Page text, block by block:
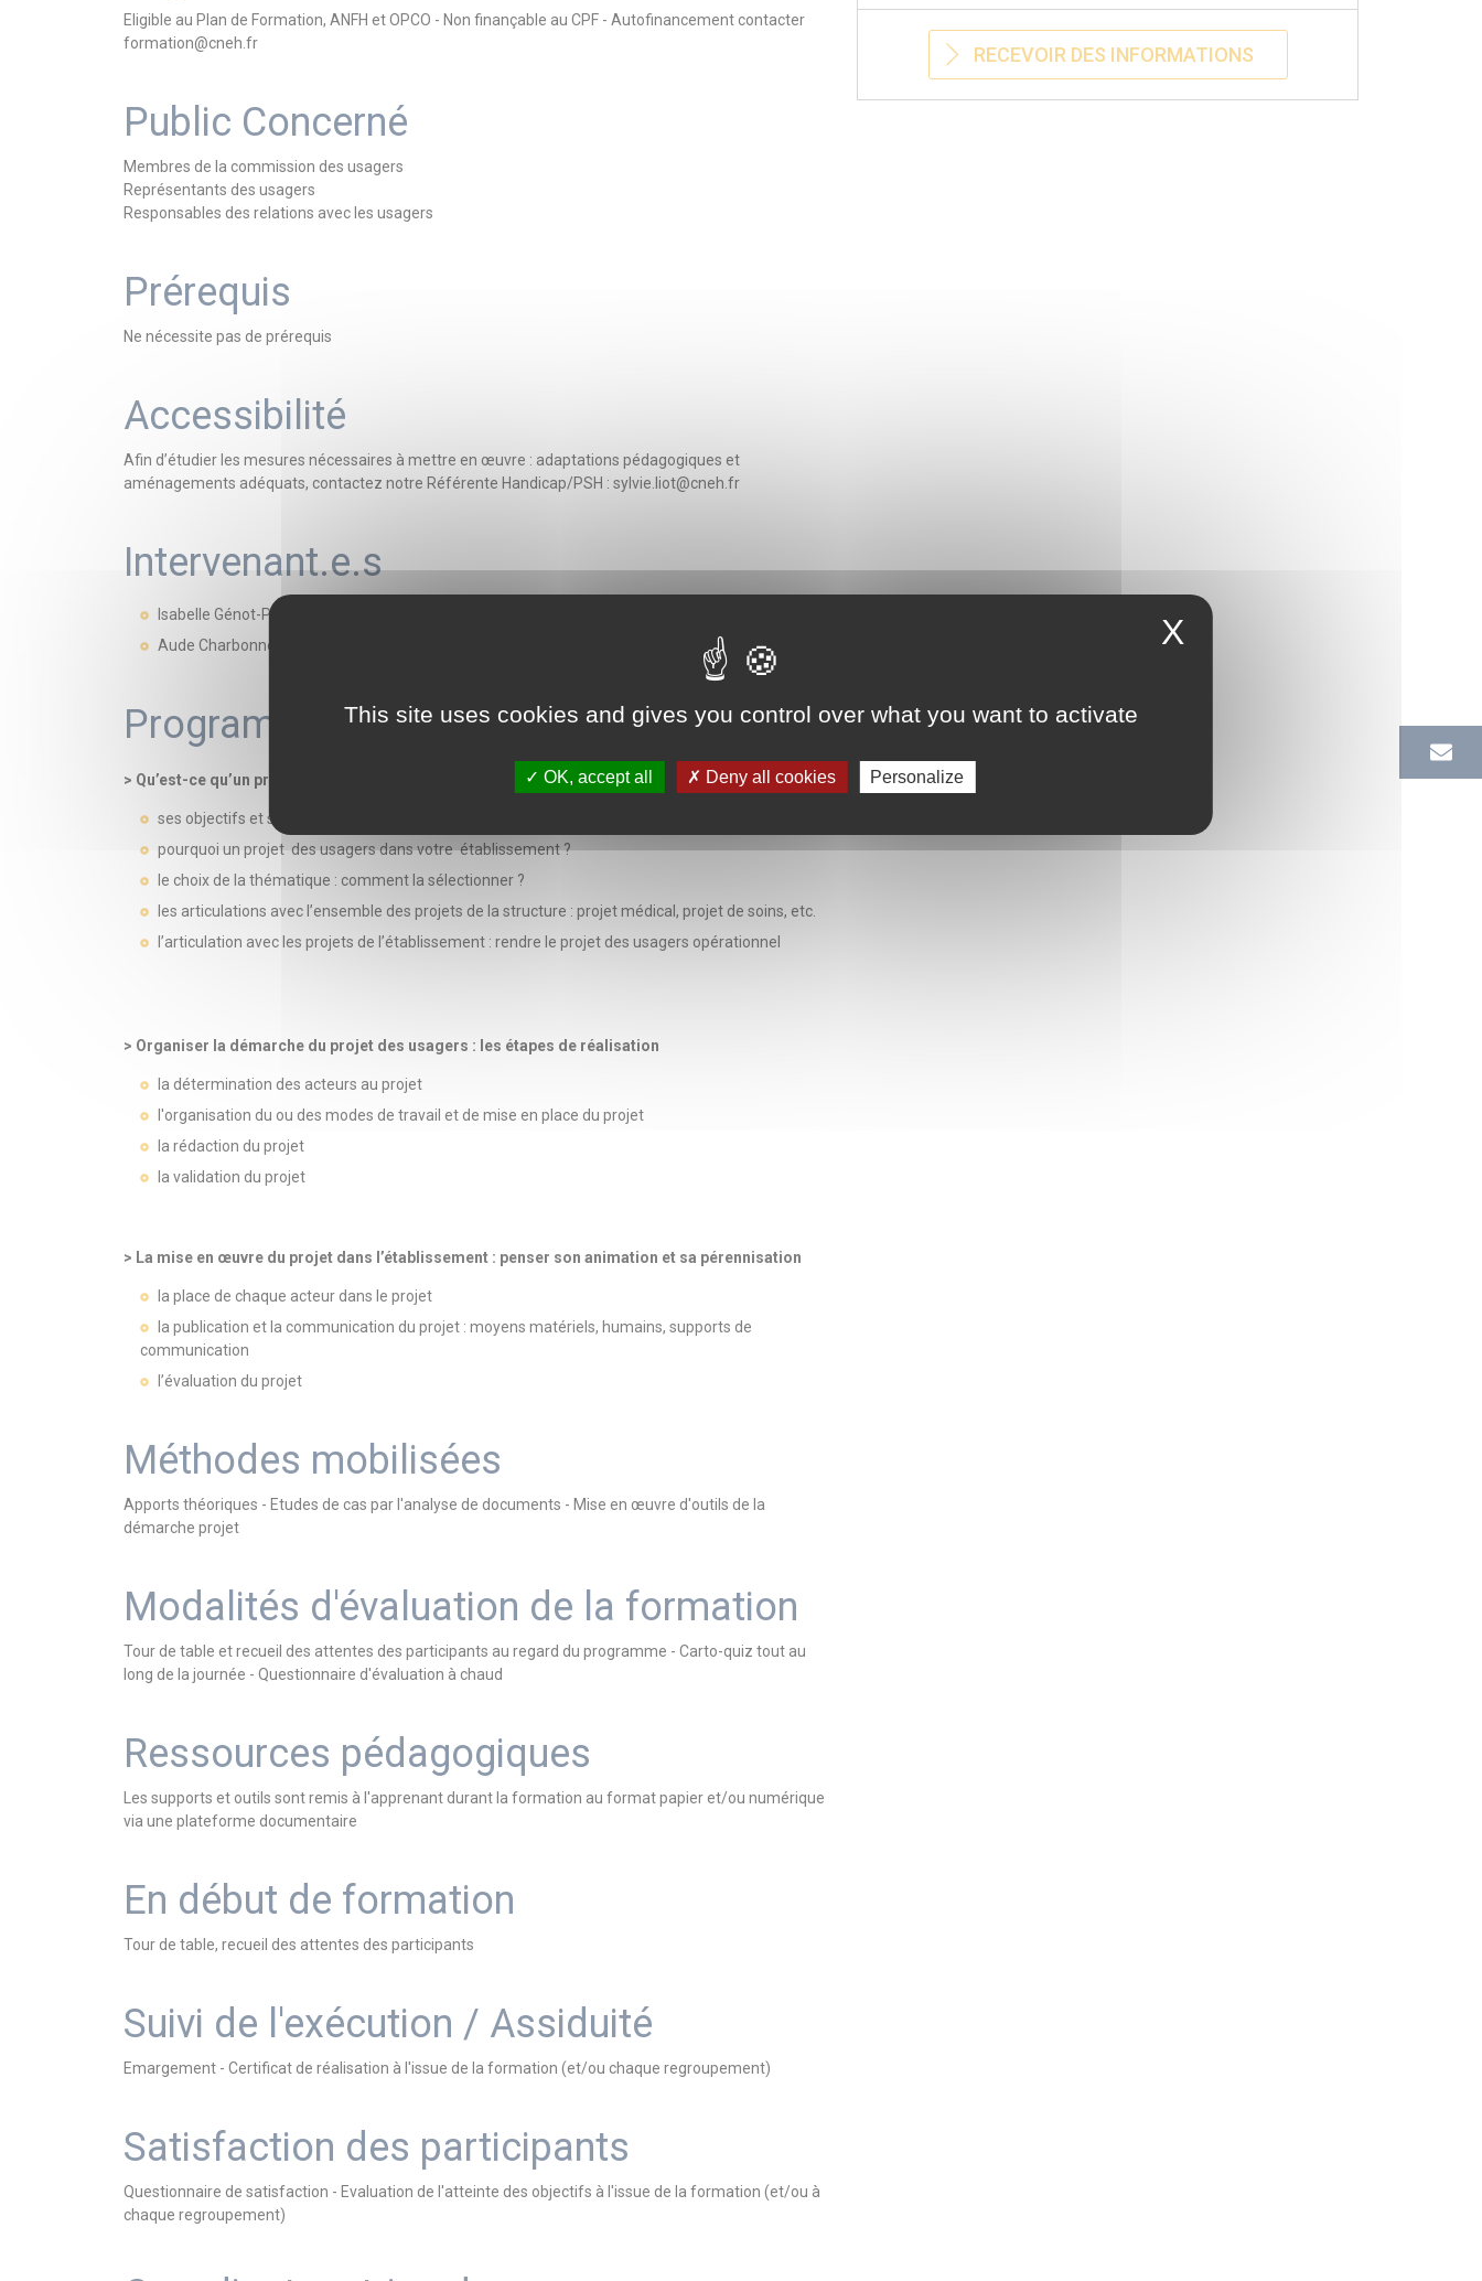
Eligible au Plan de Formation, ANFH et OPCO - Non finançable au CPF - Autofinancement contacter
formation@cneh.fr
Public Concerné
Membres de la commission des usagers
Représentants des usagers
Responsables des relations avec les usagers
Prérequis
Ne nécessite pas de prérequis
Accessibilité
Afin d’étudier les mesures nécessaires à mettre en œuvre : adaptations pédagogiques et
aménagements adéquats, contactez notre Référente Handicap/PSH : sylvie.liot@cneh.fr
Intervenant.e.s
Isabelle Génot-Pok, juriste, consultante au Centre de droit JurSanté du CNEH
Aude Charbonnel, juriste, consultante au Centre de droit JuriSanté du CNEH
Programme
> Qu’est-ce qu’un projet des usagers ?
ses objectifs et ses enjeux
pourquoi un projet des usagers dans votre établissement ?
le choix de la thématique : comment la sélectionner ?
les articulations avec l’ensemble des projets de la structure : projet médical, projet de soins, etc.
l’articulation avec les projets de l’établissement : rendre le projet des usagers opérationnel
> Organiser la démarche du projet des usagers : les étapes de réalisation
la détermination des acteurs au projet
l'organisation du ou des modes de travail et de mise en place du projet
la rédaction du projet
la validation du projet
> La mise en œuvre du projet dans l’établissement : penser son animation et sa pérennisation
la place de chaque acteur dans le projet
la publication et la communication du projet : moyens matériels, humains, supports de
communication
l’évaluation du projet
Méthodes mobilisées
Apports théoriques - Etudes de cas par l'analyse de documents - Mise en œuvre d'outils de la
démarche projet
Modalités d'évaluation de la formation
Tour de table et recueil des attentes des participants au regard du programme - Carto-quiz tout au
long de la journée - Questionnaire d'évaluation à chaud
Ressources pédagogiques
Les supports et outils sont remis à l'apprenant durant la formation au format papier et/ou numérique
via une plateforme documentaire
En début de formation
Tour de table, recueil des attentes des participants
Suivi de l'exécution / Assiduité
Emargement - Certificat de réalisation à l'issue de la formation (et/ou chaque regroupement)
Satisfaction des participants
Questionnaire de satisfaction - Evaluation de l'atteinte des objectifs à l'issue de la formation (et/ou à
chaque regroupement)
RECEVOIR DES INFORMATIONS
X
This site uses cookies and gives you control over what you want to activate
OK, accept all Deny all cookies Personalize